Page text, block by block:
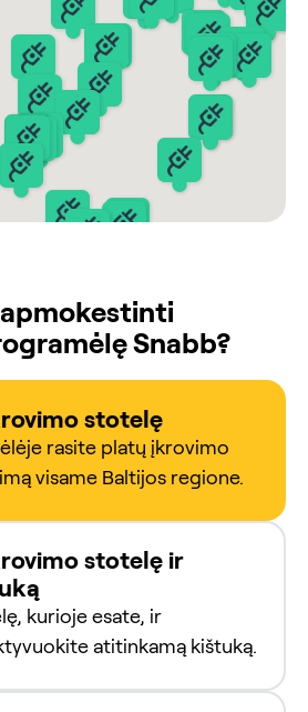
Snabb?
stotelę
rasite platų įkrovimo
visame Baltijos regione.
stotelę ir
kurioje esate, ir
atitinkamą kištuką.